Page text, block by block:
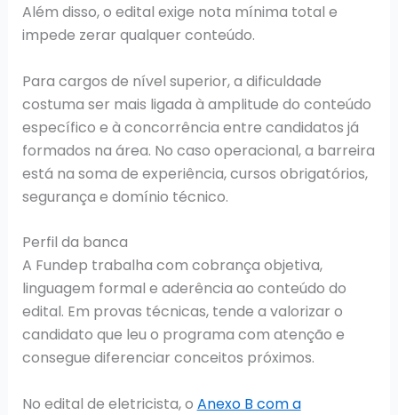
Além disso, o edital exige nota mínima total e
impede zerar qualquer conteúdo.
Para cargos de nível superior, a dificuldade
costuma ser mais ligada à amplitude do conteúdo
específico e à concorrência entre candidatos já
formados na área. No caso operacional, a barreira
está na soma de experiência, cursos obrigatórios,
segurança e domínio técnico.
Perfil da banca
A Fundep trabalha com cobrança objetiva,
linguagem formal e aderência ao conteúdo do
edital. Em provas técnicas, tende a valorizar o
candidato que leu o programa com atenção e
consegue diferenciar conceitos próximos.
No edital de eletricista, o Anexo B com a